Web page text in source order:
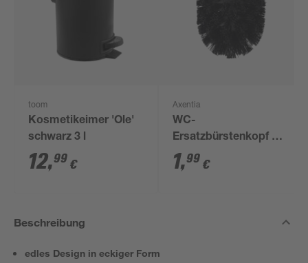
toom
Kosmetikeimer 'Ole'
schwarz 3 l
12,99 €
Axentia
WC-
Ersatzbürstenkopf Ø
80 mm schwarz
1,99 €
Beschreibung
edles Design in eckiger Form